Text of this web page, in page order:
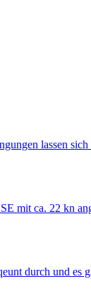
lassen
mit ca. 22 kn
durch und